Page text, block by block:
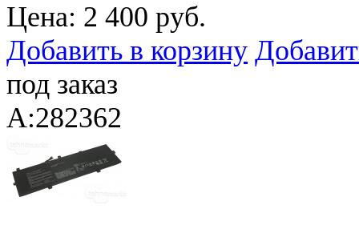
Цена: 2 400 руб.
Добавить в корзину
под заказ
A:282362